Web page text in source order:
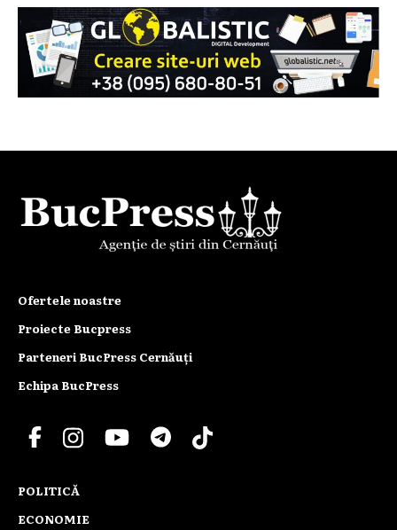
Ofertele noastre
Proiecte Bucpress
Parteneri BucPress Cernăuți
Echipa BucPress
POLITICĂ
ECONOMIE